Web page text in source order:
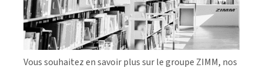
Vous souhaitez en savoir plus sur le groupe ZIMM, nos